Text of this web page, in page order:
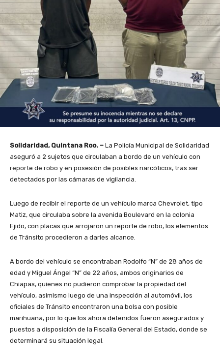
Solidaridad, Quintana Roo. – La Policía Municipal de Solidaridad
aseguró a 2 sujetos que circulaban a bordo de un vehículo con
reporte de robo y en posesión de posibles narcóticos, tras ser
detectados por las cámaras de vigilancia.
Luego de recibir el reporte de un vehículo marca Chevrolet, tipo
Matiz, que circulaba sobre la avenida Boulevard en la colonia
Ejido, con placas que arrojaron un reporte de robo, los elementos
de Tránsito procedieron a darles alcance.
A bordo del vehículo se encontraban Rodolfo “N” de 28 años de
edad y Miguel Ángel “N” de 22 años, ambos originarios de
Chiapas, quienes no pudieron comprobar la propiedad del
vehículo, asimismo luego de una inspección al automóvil, los
oficiales de Tránsito encontraron una bolsa con posible
marihuana, por lo que los ahora detenidos fueron asegurados y
puestos a disposición de la Fiscalía General del Estado, donde se
determinará su situación legal.